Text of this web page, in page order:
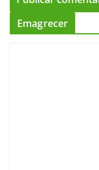
Emagrecer